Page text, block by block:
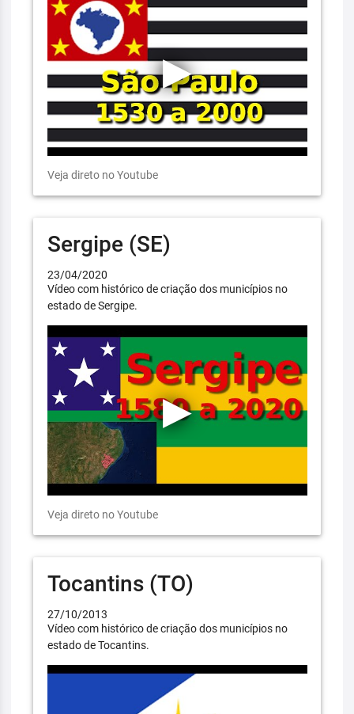
Veja direto no Youtube
Sergipe (SE)
23/04/2020
Vídeo com histórico de criação dos municípios no
estado de Sergipe.
Veja direto no Youtube
Tocantins (TO)
27/10/2013
Vídeo com histórico de criação dos municípios no
estado de Tocantins.